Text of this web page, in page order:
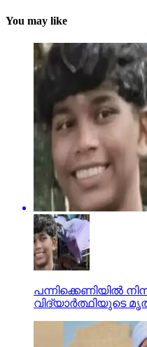
You may like
പന്നിക്കെണിയില്‍
വിദ്യാര്‍ത്ഥിയുടെ